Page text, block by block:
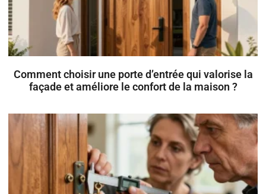
Comment choisir une porte d’entrée qui valorise la
façade et améliore le confort de la maison ?